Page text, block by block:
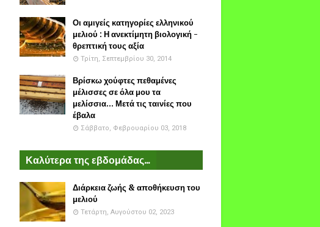
Οι αμιγείς κατηγορίες ελληνικού
μελιού : Η ανεκτίμητη βιολογική -
θρεπτική τους αξία
Τρίτη, Σεπτεμβρίου 30, 2014
Βρίσκω χούφτες πεθαμένες
μέλισσες σε όλα μου τα
μελίσσια... Μετά τις ταινίες που
έβαλα
Σάββατο, Φεβρουαρίου 03, 2018
Καλύτερα της εβδομάδας...
Διάρκεια ζωής & αποθήκευση του
μελιού
Τετάρτη, Αυγούστου 02, 2023